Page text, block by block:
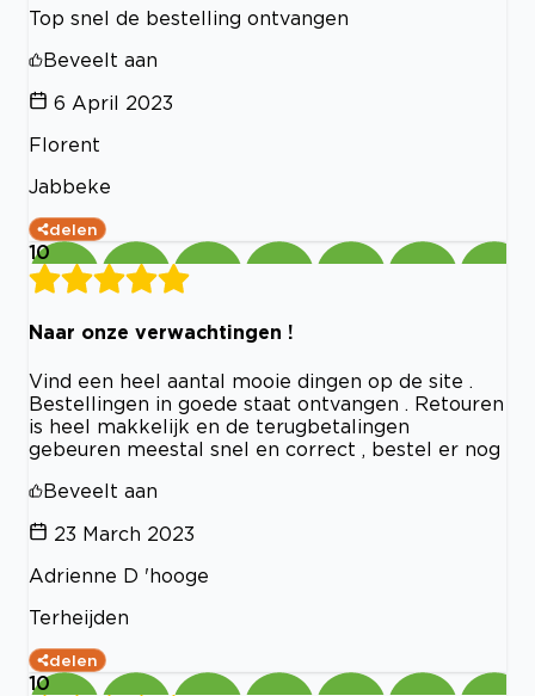
Top snel de bestelling ontvangen
Beveelt aan
6 April 2023
Florent
Jabbeke
delen
10
Naar onze verwachtingen !
Vind een heel aantal mooie dingen op de site .
Bestellingen in goede staat ontvangen . Retouren
is heel makkelijk en de terugbetalingen
gebeuren meestal snel en correct , bestel er nog
Beveelt aan
23 March 2023
Adrienne D 'hooge
Terheijden
delen
10